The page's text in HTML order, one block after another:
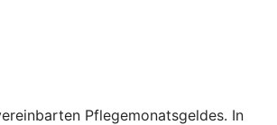
Pflegemonatsgeldes. In